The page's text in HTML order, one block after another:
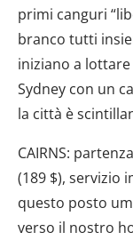
primi canguri
branco tutti
iniziano a
Sydney con un
la città è
CAIRNS:
(189 $), servizio
questo posto
verso il nostro